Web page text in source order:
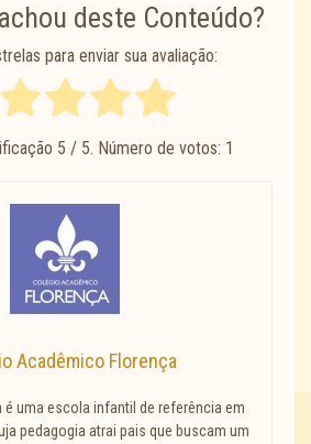
deste Conteúdo?
para enviar sua avaliação:
5 / 5. Número de votos: 1
Acadêmico Florença
é uma escola infantil de referência em
pedagogia atrai pais que buscam um